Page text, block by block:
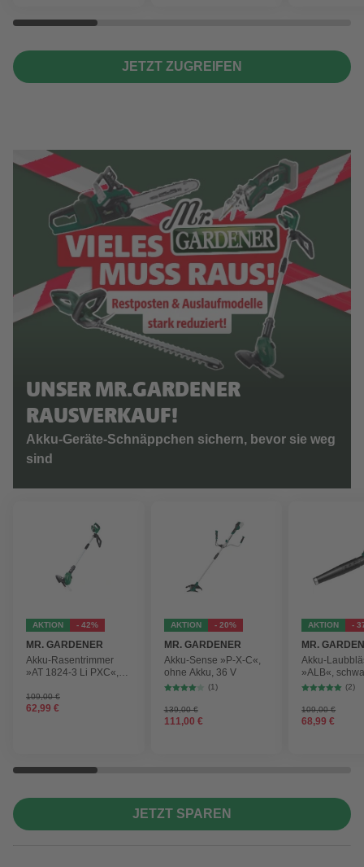
JETZT ZUGREIFEN
UNSER MR.GARDENER
RAUSVERKAUF!
Akku-Geräte-Schnäppchen sichern, bevor sie weg
sind
AKTION - 42%
MR. GARDENER
Akku-Rasentrimmer
»AT 1824-3 Li PXC«,
109,00 €
62,99 €
AKTION - 20%
MR. GARDENER
Akku-Sense »P-X-C«,
ohne Akku, 36 V
(1)
139,00 €
111,00 €
AKTION -
MR.
Akku-
»ALB«,
max.
210 km/h
(2)
109,00 €
68,99 €
JETZT SPAREN